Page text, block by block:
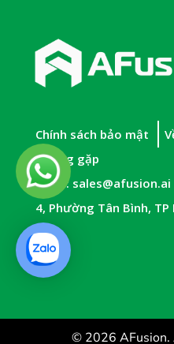
Chính sách bảo mật
thường gặp
Email: sales@afusion.ai
4, Phường Tân Bình, TP
© 2026